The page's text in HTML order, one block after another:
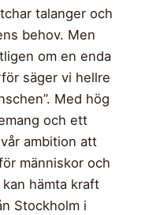
talanger och
behov. Men
om en enda
säger vi hellre
Med hög
och ett
ambition att
människor och
hämta kraft
Stockholm i